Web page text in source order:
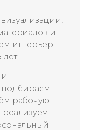
и
интерьер
подбираем
рабочую